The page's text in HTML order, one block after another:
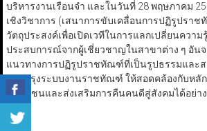
บริหารงานเรือนจำ และในวันที่ 28 พฤษภาคม
เชิงวิชาการ (เสนาการขับเคลื่อนการปฏิรูปรา
วัตถุประสงค์เพื่อเปิดเวทีในการแลกเปลี่ยนควา
ประสบการณ์จากผู้เชี่ยวชาญในสาขาต่าง ๆ อัน
แนวทางการปฏิรูปราชทัณฑ์ที่เป็นรูปธรรมและส
ปรับปรุงระบบงานราชทัณฑ์ ให้สอดคล้องกับหลั
มนุษยชนและส่งเสริมการคืนคนดีสู่สังคมได้อย่า